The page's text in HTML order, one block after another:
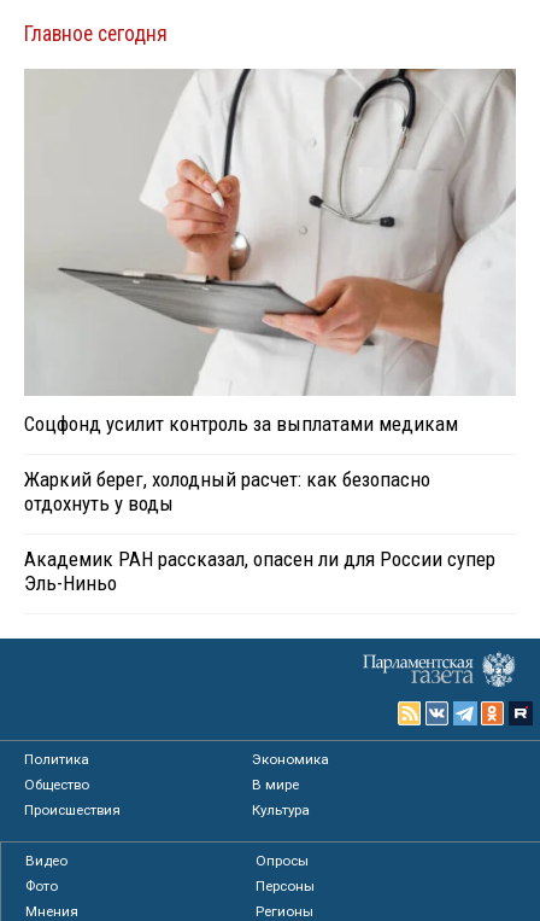
Главное сегодня
Соцфонд усилит контроль за выплатами медикам
Жаркий берег, холодный расчет: как безопасно
отдохнуть у воды
Академик РАН рассказал, опасен ли для России супер
Эль-Ниньо
Политика
Экономика
Общество
В мире
Происшествия
Культура
Видео
Опросы
Фото
Персоны
Мнения
Регионы